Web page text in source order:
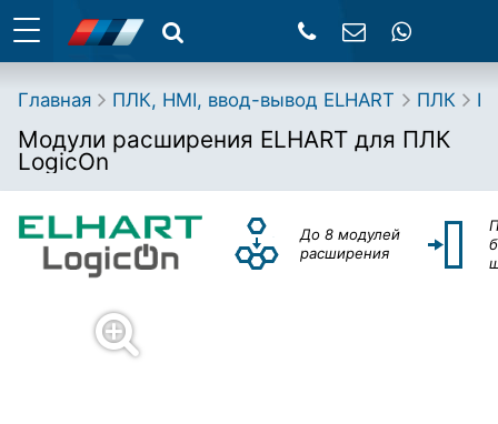
Главная ПЛК, HMI, ввод-вывод ELHART ПЛК
Модули расширения ELHART для ПЛК
LogicOn
До 8 модулей
расширения